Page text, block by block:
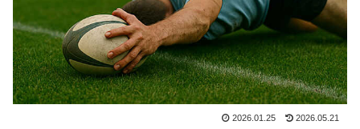
2026.01.25 2026.05.21